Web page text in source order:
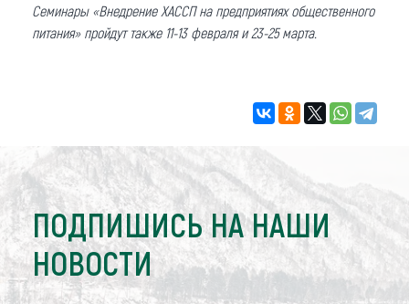
Семинары «Внедрение ХАССП на предприятиях общественного
питания» пройдут также 11-13 февраля и 23-25 марта.
ПОДПИШИСЬ НА НАШИ
НОВОСТИ